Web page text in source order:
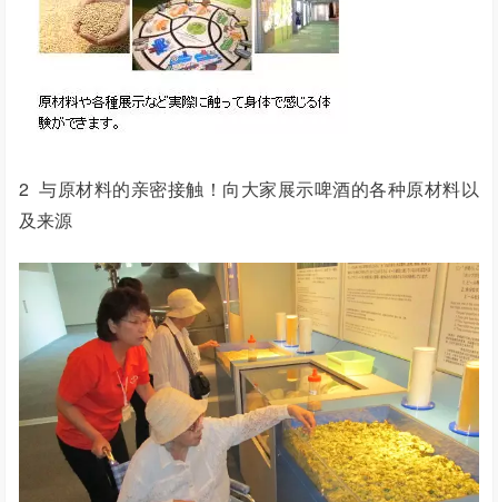
2 与原材料的亲密接触！向大家展示啤酒的各种原材料以
及来源